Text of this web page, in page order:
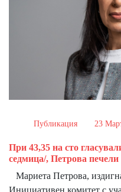
Публикация 23
При 43,35 на сто
седмица/, Петрова печели
Мариета Петрова,
Инициативен комитет с